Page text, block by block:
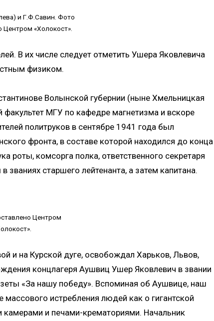
и Г.Ф.Савин. Фото
Центром «Холокост».
В их числе следует отметить Ушера Яковлевича
физиком.
Волынской губернии (ныне Хмельницкая
МГУ по кафедре магнетизма и вскоре
политруков в сентябре 1941 года был
фронта, в составе которой находился до конца
роты, комсорга полка, ответственного секретаря
старшего лейтенанта, а затем капитана.
Центром
и на Курской дуге, освобождал Харьков, Львов,
концлагеря Аушвиц Ушер Яковлевич в звании
«За нашу победу». Вспоминая об Аушвице, наш
истребления людей как о гигантской
и печами-крематориями. Начальник